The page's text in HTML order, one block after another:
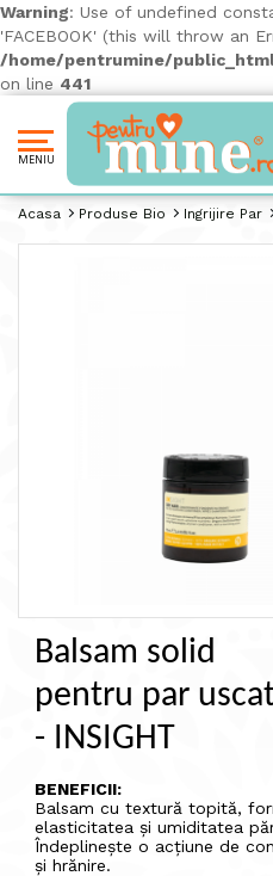
Warning: Use of undefined
'FACEBOOK' (this will throw an
/home/pentrumine/
on line 441
MENIU
Acasa Produse Bio Ingrijire Par
Balsam Solid Pentru Par Uscat -
Balsam solid
pentru par
- INSIGHT
BENEFICII:
Balsam cu textură topită,
elasticitatea și umiditatea
Îndeplinește o acțiune de
și hrănire.